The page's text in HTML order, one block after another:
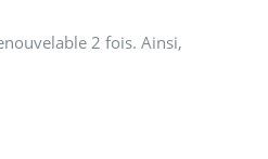
2 fois. Ainsi,